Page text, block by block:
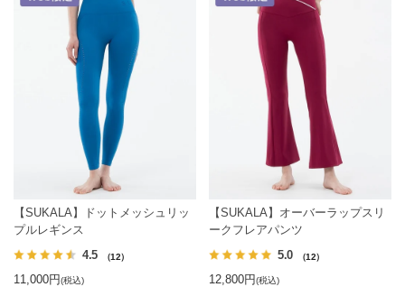
【SUKALA】ドットメッシュリッ
プルレギンス
4.5 （12）
11,000円(税込)
【SUKALA】オーバーラップスリ
ークフレアパンツ
5.0 （12）
12,800円(税込)